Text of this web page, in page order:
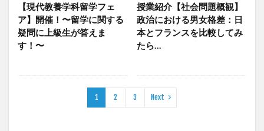
【現代教養学科留学フェ
ア】開催！〜留学に関する
疑問に上級生が答えま
す！〜
授業紹介【社会問題概観】
政治における男女格差：日
本とフランスを比較してみ
たら…
1 2 3 Next